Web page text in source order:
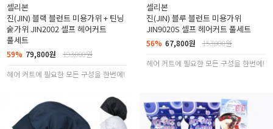
셀리본
진(JIN) 블랙 블런트 미용가위 + 틴닝
숱가위 JIN2002 셀프 헤어커트
풀세트
59% 79,800원
193,000원
헤어 커트에 필요한 모든 구성을 한번에!
셀리본
진(JIN) 블루 블런트 미용가위
JIN9020S 셀프 헤어커트 풀세트
56% 67,800원
153,000원
헤어 커트에 필요한 모든 구성을 한번에!